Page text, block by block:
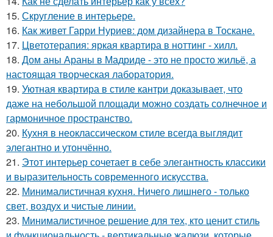
15. Скругление в интерьере.
16. Как живет Гарри Нуриев: дом дизайнера в Тоскане.
17. Цветотерапия: яркая квартира в ноттинг - хилл.
18. Дом аны Араны в Мадриде - это не просто жильё, а
настоящая творческая лаборатория.
19. Уютная квартира в стиле кантри доказывает, что
даже на небольшой площади можно создать солнечное и
гармоничное пространство.
20. Кухня в неоклассическом стиле всегда выглядит
элегантно и утончённо.
21. Этот интерьер сочетает в себе элегантность классики
и выразительность современного искусства.
22. Минималистичная кухня. Ничего лишнего - только
свет, воздух и чистые линии.
23. Минималистичное решение для тех, кто ценит стиль